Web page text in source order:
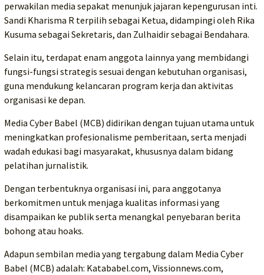
perwakilan media sepakat menunjuk jajaran kepengurusan inti.
Sandi Kharisma R terpilih sebagai Ketua, didampingi oleh Rika
Kusuma sebagai Sekretaris, dan Zulhaidir sebagai Bendahara.
Selain itu, terdapat enam anggota lainnya yang membidangi
fungsi-fungsi strategis sesuai dengan kebutuhan organisasi,
guna mendukung kelancaran program kerja dan aktivitas
organisasi ke depan.
Media Cyber Babel (MCB) didirikan dengan tujuan utama untuk
meningkatkan profesionalisme pemberitaan, serta menjadi
wadah edukasi bagi masyarakat, khususnya dalam bidang
pelatihan jurnalistik.
Dengan terbentuknya organisasi ini, para anggotanya
berkomitmen untuk menjaga kualitas informasi yang
disampaikan ke publik serta menangkal penyebaran berita
bohong atau hoaks.
Adapun sembilan media yang tergabung dalam Media Cyber
Babel (MCB) adalah: Katababel.com, Vissionnews.com,